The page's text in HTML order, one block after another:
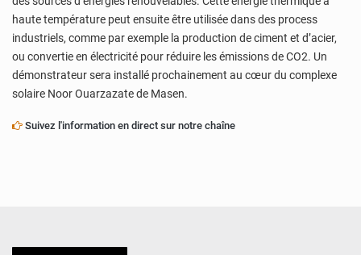
haute température peut ensuite être utilisée dans des process
industriels, comme par exemple la production de ciment et d’acier,
ou convertie en électricité pour réduire les émissions de CO2. Un
démonstrateur sera installé prochainement au cœur du complexe
solaire Noor Ouarzazate de Masen.
Suivez l'information en direct sur notre chaîne